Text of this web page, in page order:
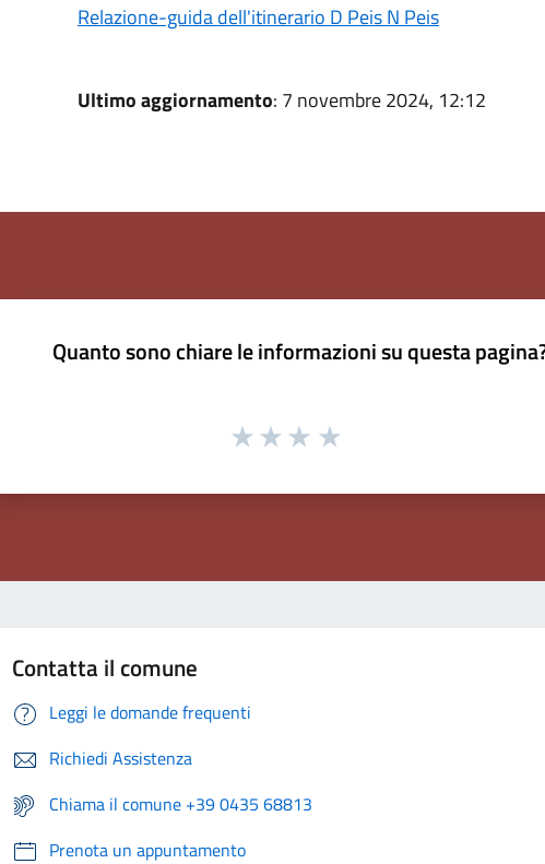
Relazione-guida dell'itinerario D Peis N Peis
Ultimo aggiornamento: 7 novembre 2024, 12:12
Quanto sono chiare le informazioni su questa
Contatta il comune
Leggi le domande frequenti
Richiedi Assistenza
Chiama il comune +39 0435 68813
Prenota un appuntamento